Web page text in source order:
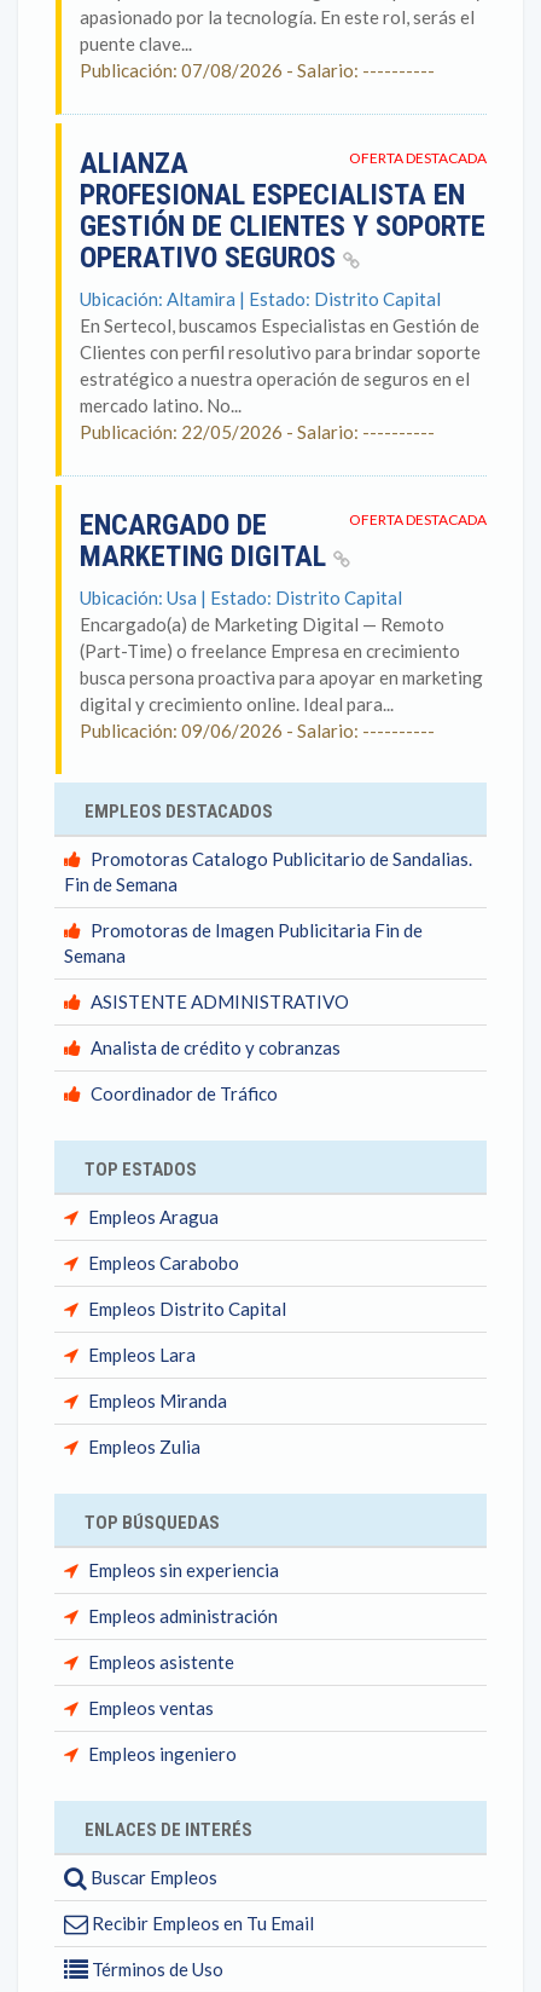
apasionado por la tecnología. En este rol, serás el
puente clave...
Publicación: 07/08/2026 - Salario: ----------
OFERTA DESTACADA
ALIANZA
PROFESIONAL ESPECIALISTA EN
GESTIÓN DE CLIENTES Y SOPORTE
OPERATIVO SEGUROS
Ubicación: Altamira | Estado: Distrito Capital
En Sertecol, buscamos Especialistas en Gestión de
Clientes con perfil resolutivo para brindar soporte
estratégico a nuestra operación de seguros en el
mercado latino. No...
Publicación: 22/05/2026 - Salario: ----------
OFERTA DESTACADA
ENCARGADO DE
MARKETING DIGITAL
Ubicación: Usa | Estado: Distrito Capital
Encargado(a) de Marketing Digital — Remoto
(Part-Time) o freelance Empresa en crecimiento
busca persona proactiva para apoyar en marketing
digital y crecimiento online. Ideal para...
Publicación: 09/06/2026 - Salario: ----------
EMPLEOS DESTACADOS
Promotoras Catalogo Publicitario de Sandalias.
Fin de Semana
Promotoras de Imagen Publicitaria Fin de
Semana
ASISTENTE ADMINISTRATIVO
Analista de crédito y cobranzas
Coordinador de Tráfico
TOP ESTADOS
Empleos Aragua
Empleos Carabobo
Empleos Distrito Capital
Empleos Lara
Empleos Miranda
Empleos Zulia
TOP BÚSQUEDAS
Empleos sin experiencia
Empleos administración
Empleos asistente
Empleos ventas
Empleos ingeniero
ENLACES DE INTERÉS
Buscar Empleos
Recibir Empleos en Tu Email
Términos de Uso